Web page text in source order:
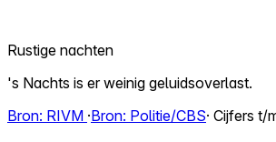
Rustige nachten
's Nachts is er weinig geluidsoverlast.
Bron: RIVM ·Bron: Politie/CBS· Cijfers t/